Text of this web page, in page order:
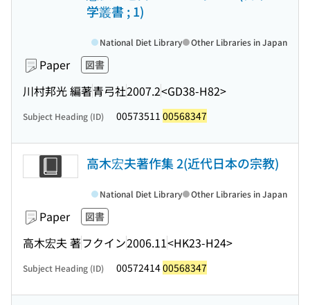
学叢書 ; 1)
Paper 図書
川村邦光 編著青弓社2007.2<GD38-H82>
National Diet Library Other Libraries in Japan
Subject Heading (ID) 00573511 00568347
高木宏夫著作集 2(近代日本の宗教)
Paper 図書
高木宏夫 著フクイン2006.11<HK23-H24>
National Diet Library Other Libraries in Japan
Subject Heading (ID) 0057241400568347